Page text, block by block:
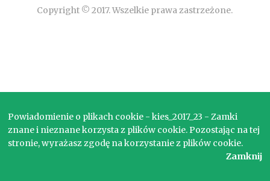
Copyright © 2017. Wszelkie prawa zastrzeżone.
Powiadomienie o plikach cookie - kies_2017_23 - Zamki
znane i nieznane korzysta z plików cookie. Pozostając na tej
stronie, wyrażasz zgodę na korzystanie z plików cookie.
Zamknij